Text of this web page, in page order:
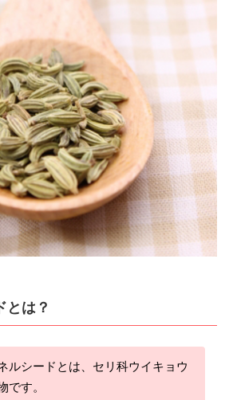
とは？
ルシードとは、セリ科ウイキョウ
です。